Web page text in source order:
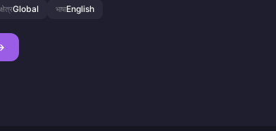
क्षेत्रGlobal भाषाEnglish